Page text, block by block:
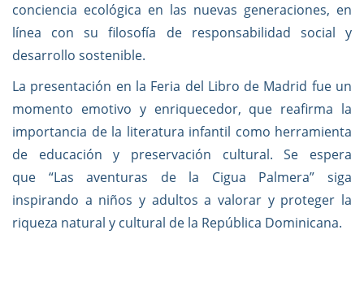
conciencia ecológica en las nuevas generaciones, en
línea con su filosofía de responsabilidad social y
desarrollo sostenible.
La presentación en la Feria del Libro de Madrid fue un
momento emotivo y enriquecedor, que reafirma la
importancia de la literatura infantil como herramienta
de educación y preservación cultural. Se espera
que “Las aventuras de la Cigua Palmera” siga
inspirando a niños y adultos a valorar y proteger la
riqueza natural y cultural de la República Dominicana.